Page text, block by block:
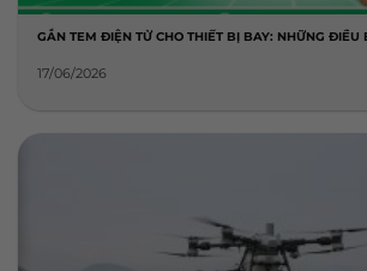
GẮN TEM ĐIỆN TỬ CHO THIẾT BỊ BAY: NHỮNG ĐIỀU
17/06/2026